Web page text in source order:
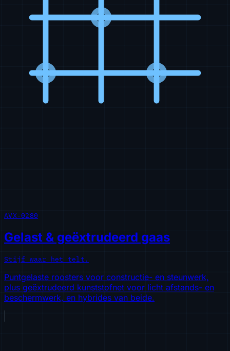
AVX-0280
Gelast & geëxtrudeerd gaas
Stijf waar het telt.
Puntgelaste roosters voor constructie- en steunwerk,
plus geëxtrudeerd kunststofnet voor licht afstands- en
beschermwerk, en hybrides van beide.